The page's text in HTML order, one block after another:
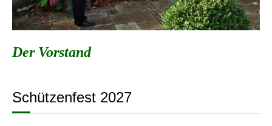
Der Vorstand
Schützenfest 2027